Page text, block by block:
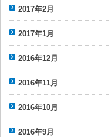
2017年2月
2017年1月
2016年12月
2016年11月
2016年10月
2016年9月